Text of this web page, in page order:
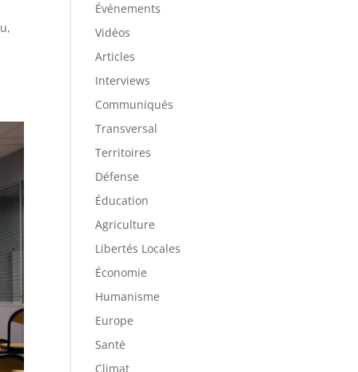
Événements
Vidéos
Articles
Interviews
Communiqués
Transversal
Territoires
Défense
Éducation
Agriculture
Libertés Locales
Économie
Humanisme
Europe
Santé
Climat